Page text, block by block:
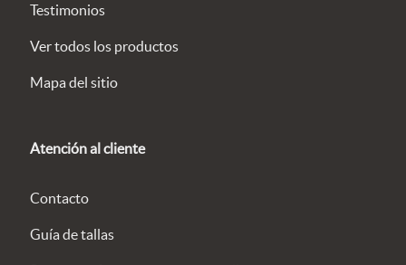
Testimonios
Ver todos los productos
Mapa del sitio
Atención al cliente
Contacto
Guía de tallas